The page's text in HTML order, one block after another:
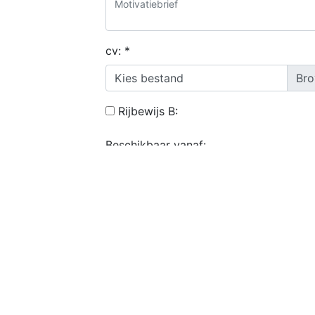
cv: *
Kies bestand
Rijbewijs B:
Beschikbaar vanaf: